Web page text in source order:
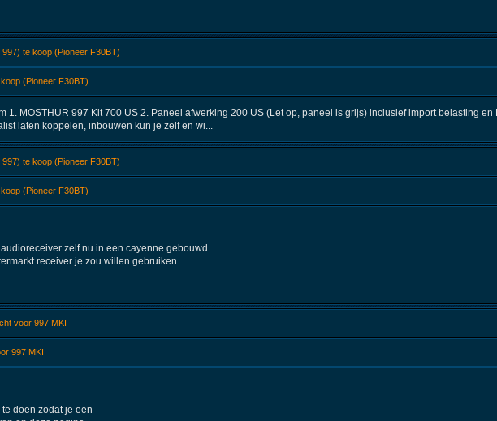
te koop (Pioneer F30BT)
(Pioneer F30BT)
1. MOSTHUR 997 Kit 700 US 2. Paneel afwerking 200 US (Let op, paneel is grijs) inclusief import belasting
laten koppelen, inbouwen kun je zelf en wi...
te koop (Pioneer F30BT)
(Pioneer F30BT)
zelf nu in een cayenne gebouwd.
receiver je zou willen gebruiken.
voor 997 MKI
997 MKI
doen zodat je een